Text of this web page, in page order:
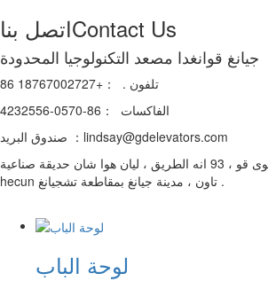
اتصل بناContact Us
جيانغ قوانغدا مصعد التكنولوجيا المحدودة
تلفون . ：+86 18767002727
الفاكسات ：86-0570-4232556
صندوق البريد ：lindsay@gdelevators.com
العنوان : 27 تونغ تشى هوى قو ، 93 انه الطريق ، ليان هوا شان حديقة صناعية ،
hecun تاون ، مدينة جيانغ بمقاطعة تشجيانغ .
لوحة الباب